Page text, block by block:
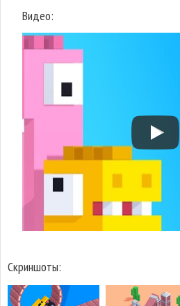
Видео:
Скриншоты: